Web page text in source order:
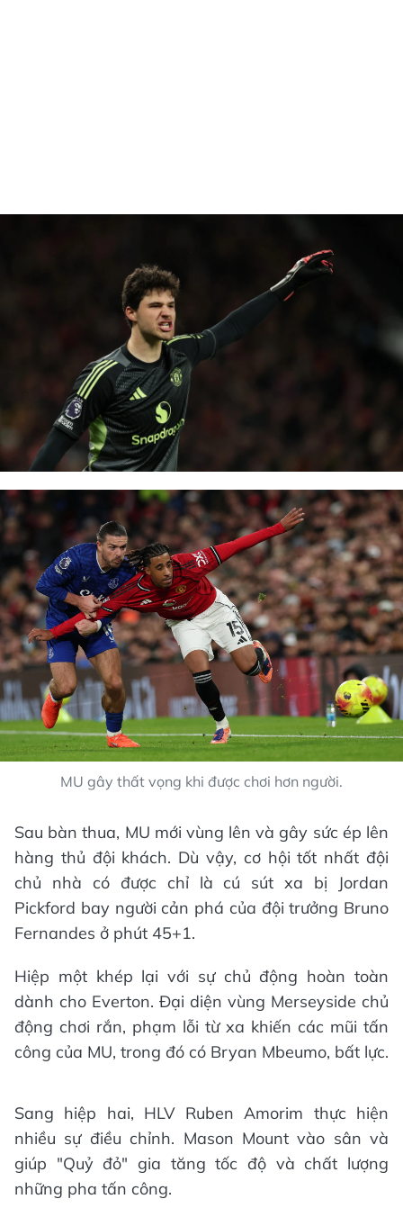
MU gây thất vọng khi được chơi hơn người.
Sau bàn thua, MU mới vùng lên và gây sức ép lên
hàng thủ đội khách. Dù vậy, cơ hội tốt nhất đội
chủ nhà có được chỉ là cú sút xa bị Jordan
Pickford bay người cản phá của đội trưởng Bruno
Fernandes ở phút 45+1.
Hiệp một khép lại với sự chủ động hoàn toàn
dành cho Everton. Đại diện vùng Merseyside chủ
động chơi rắn, phạm lỗi từ xa khiến các mũi tấn
công của MU, trong đó có Bryan Mbeumo, bất lực.
Sang hiệp hai, HLV Ruben Amorim thực hiện
nhiều sự điều chỉnh. Mason Mount vào sân và
giúp "Quỷ đỏ" gia tăng tốc độ và chất lượng
những pha tấn công.